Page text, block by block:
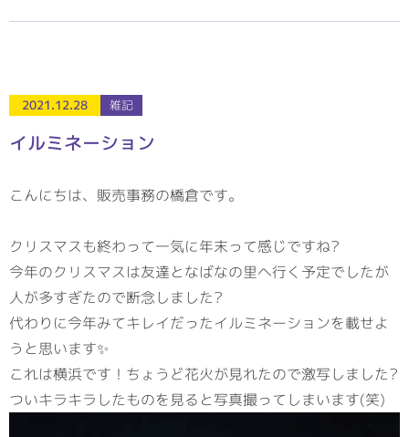
2021.12.28 雑記
イルミネーション
こんにちは、販売事務の橋倉です。
クリスマスも終わって一気に年末って感じですね?
今年のクリスマスは友達となばなの里へ行く予定でしたが
人が多すぎたので断念しました?
代わりに今年みてキレイだったイルミネーションを載せよ
うと思います✨
これは横浜です！ちょうど花火が見れたので激写しました?
ついキラキラしたものを見ると写真撮ってしまいます(笑)